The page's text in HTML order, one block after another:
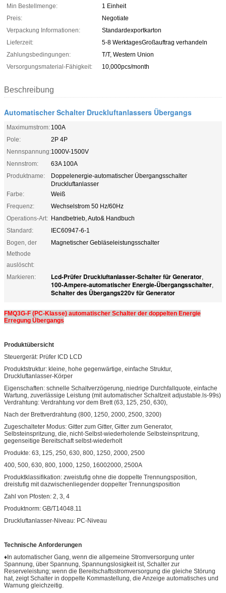
Min Bestellmenge:
1 Einheit
Preis:
Negotiate
Verpackung Informationen:
Standardexportkarton
Lieferzeit:
5-8 WerktagesGroßauftrag verhandeln
Zahlungsbedingungen:
T/T, Western Union
Versorgungsmaterial-Fähigkeit:
10,000pcs/month
Beschreibung
Automatischer Schalter Druckluftanlassers Übergangs
Maximumstrom: 100A
Pole:
2P 4P
Nennspannung:1000V-1500V
Nennstrom:
63A 100A
Produktname:
Doppelenergie-automatischer Übergangsschalter
Druckluftanlasser
Farbe:
Weiß
Frequenz:
Wechselstrom 50 Hz/60Hz
Operations-Art: Handbetrieb, Auto& Handbuch
Standard:
IEC60947-6-1
Bogen, der
Methode
auslöscht:
Magnetischer Gebläseleistungsschalter
Markieren: Lcd-Prüfer Druckluftanlasser-Schalter für Generator,
100-Ampere-automatischer Energie-Übergangsschalter,
Schalter des Übergangs220v für Generator
FMQ3G-F (PC-Klasse) automatischer Schalter der doppelten Energie
Erregung Übergangs
Produktübersicht
Steuergerät: Prüfer ICD LCD
Produktstruktur: kleine, hohe gegenwärtige, einfache Struktur,
Druckluftanlasser-Körper
Eigenschaften: schnelle Schaltverzögerung, niedrige Durchfallquote, einfache
Wartung, zuverlässige Leistung (mit automatischer Schaltzeit adjustable.ls-99s)
Verdrahtung: Verdrahtung vor dem Brett (63, 125, 250, 630),
Nach der Brettverdrahtung (800, 1250, 2000, 2500, 3200)
Zugeschalteter Modus: Gitter zum Gitter, Gitter zum Generator,
Selbsteinspritzung, die, nicht-Selbst-wiederholende Selbsteinspritzung,
gegenseitige Bereitschaft selbst-wiederholt
Produkte: 63, 125, 250, 630, 800, 1250, 2000, 2500
400, 500, 630, 800, 1000, 1250, 16002000, 2500A
Produktklassifikation: zweistufig ohne die doppelte Trennungsposition,
dreistufig mit dazwischenliegender doppelter Trennungsposition
Zahl von Pfosten: 2, 3, 4
Produktnorm: GB/T14048.11
Druckluftanlasser-Niveau: PC-Niveau
Technische Anforderungen
♦In automatischer Gang, wenn die allgemeine Stromversorgung unter
Spannung, über Spannung, Spannungslosigkeit ist, Schalter zur
Reserveleistung; wenn die Bereitschaftsstromversorgung die gleiche Störung
hat, zeigt Schalter in doppelte Kommastellung, die Anzeige automatisches und
Warnung gleichzeitig.